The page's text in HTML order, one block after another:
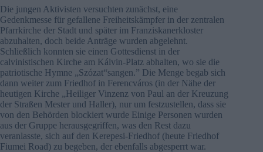
Die jungen Aktivisten versuchten zunächst, eine
Gedenkmesse für gefallene Freiheitskämpfer in der zentralen
Pfarrkirche der Stadt und später im Franziskanerkloster
abzuhalten, doch beide Anträge wurden abgelehnt.
Schließlich konnten sie einen Gottesdienst in der
calvinistischen Kirche am Kálvin-Platz abhalten, wo sie die
patriotische Hymne „Szózat“sangen.” Die Menge begab sich
dann weiter zum Friedhof in Ferencváros (in der Nähe der
heutigen Kirche „Heiliger Vinzenz von Paul an der Kreuzung
der Straßen Mester und Haller), nur um festzustellen, dass sie
von den Behörden blockiert wurde Einige Personen wurden
aus der Gruppe herausgegriffen, was den Rest dazu
veranlasste, sich auf den Kerepesi-Friedhof (heute Friedhof
Fiumei Road) zu begeben, der ebenfalls abgesperrt war.